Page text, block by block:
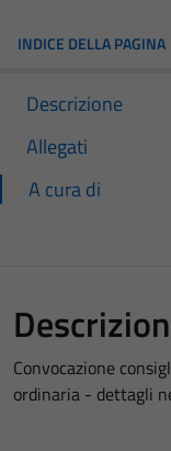
INDICE DELLA PAGINA
Descrizione
Allegati
A cura di
Convocazione
ordinaria - dettagli